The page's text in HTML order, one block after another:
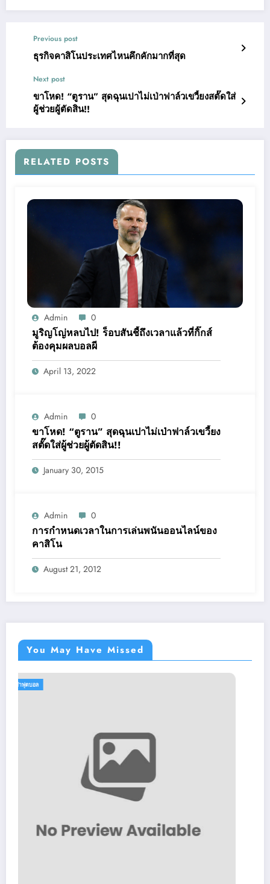
Previous post
ธุรกิจคาสิโนประเทศไหนคึกคักมากที่สุด
Next post
ขาโหด! “ตูราน” สุดฉุนเปาไม่เป่าฟาล์วเขวี้ยงสตั๊ดใส่
ผู้ช่วยผู้ตัดสิน!!
RELATED POSTS
Admin 0
มูริญโญ่หลบไป! ร็อบสันชี้ถึงเวลาแล้วที่กิ๊กส์
ต้องคุมผลบอลผี
April 13, 2022
Admin 0
ขาโหด! “ตูราน” สุดฉุนเปาไม่เป่าฟาล์วเขวี้ยง
สตั๊ดใส่ผู้ช่วยผู้ตัดสิน!!
January 30, 2015
Admin 0
การกำหนดเวลาในการเล่นพนันออนไลน์ของ
คาสิโน
August 21, 2012
You May Have Missed